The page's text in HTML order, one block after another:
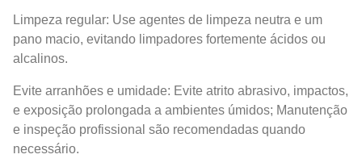
Limpeza regular: Use agentes de limpeza neutra e um
pano macio, evitando limpadores fortemente ácidos ou
alcalinos.
Evite arranhões e umidade: Evite atrito abrasivo, impactos,
e exposição prolongada a ambientes úmidos; Manutenção
e inspeção profissional são recomendadas quando
necessário.